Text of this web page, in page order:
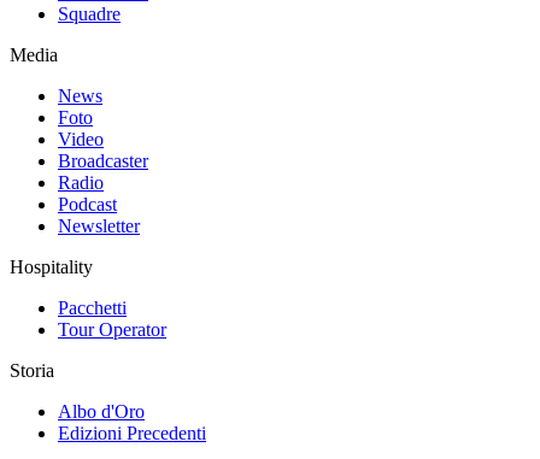
Squadre
Media
News
Foto
Video
Broadcaster
Radio
Podcast
Newsletter
Hospitality
Pacchetti
Tour Operator
Storia
Albo d'Oro
Edizioni Precedenti